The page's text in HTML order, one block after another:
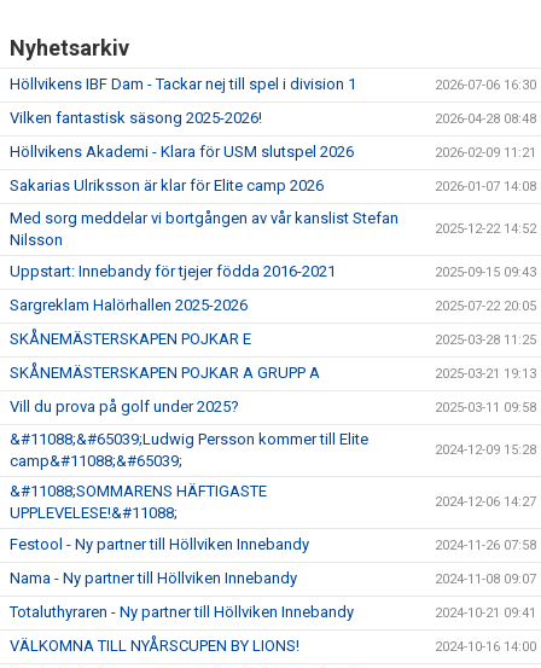
Nyhetsarkiv
Höllvikens IBF Dam - Tackar nej till spel i division 1 2026-07-06 16:30
Vilken fantastisk säsong 2025-2026! 2026-04-28 08:48
Höllvikens Akademi - Klara för USM slutspel 2026 2026-02-09 11:21
Sakarias Ulriksson är klar för Elite camp 2026 2026-01-07 14:08
Med sorg meddelar vi bortgången av vår kanslist Stefan
Nilsson
2025-12-22 14:52
Uppstart: Innebandy för tjejer födda 2016-2021 2025-09-15 09:43
Sargreklam Halörhallen 2025-2026 2025-07-22 20:05
SKÅNEMÄSTERSKAPEN POJKAR E 2025-03-28 11:25
SKÅNEMÄSTERSKAPEN POJKAR A GRUPP A 2025-03-21 19:13
Vill du prova på golf under 2025? 2025-03-11 09:58
&#11088;&#65039;Ludwig Persson kommer till Elite
camp&#11088;&#65039;
2024-12-09 15:28
&#11088;SOMMARENS HÄFTIGASTE
UPPLEVELESE!&#11088;
2024-12-06 14:27
Festool - Ny partner till Höllviken Innebandy 2024-11-26 07:58
Nama - Ny partner till Höllviken Innebandy 2024-11-08 09:07
Totaluthyraren - Ny partner till Höllviken Innebandy 2024-10-21 09:41
VÄLKOMNA TILL NYÅRSCUPEN BY LIONS! 2024-10-16 14:00